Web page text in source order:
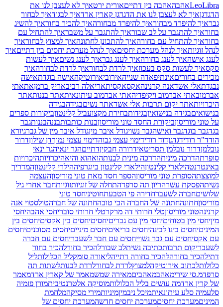
LeoLibra אהבהאהבה בין דתייםאורית ירטאיך לא לעצבן לנו את
הדגדגןאיך לא לעצבן לנו את הדגדגן קארין ארדאיך לבגודאיך לבחור
גבראיך להיפרד מבחוראיך להיפרד מבחורהאיך להכיר בחוראיך להשיג
בחוראיך להתגבר על לב שבוראיך להתגבר על משבראיך להתחיל עם
בחוראיך להתחיל עם בחורהאיך להתכונן לחתונהאיך למצוץ לבחוראיך
לנהל זוגיותאיך לנהל מערכת יחסיםאיך לנהל מערכת יחסים בין דתייםאיך
לענג אישהאיך לענג בחורהאיך לענג גבראיך לענג נשיםאיך לעשות
סקסאיך לעשות סקס בעכוזאיך לרדת לבחוראיך לרדת לבחורהאיך
מכירים בחוריםאינתיפאדה שנייהאירוביאירוטיקהאישה בוגדתאישה
נבגדתאלי אשדאנה קרנינהאקסאקסיתאריאלה רביבאריק ברמןאתאתי
אברמובאתי אברמוב ויקיפדיהאתי אברמוב עיתונאיתאתר בננותאתר
היכרויותאתר יקום תרבות אלי אשדאתר נשיםבגידהבגידה
בנישואיםבגידה בנישואיןבגידותבחירת מקצועביל קלינטוןביקורות ספרים
על טוני מוריסוןביקורת החסד טוני מוריסוןבנות כותבותבננהבננותגבר
בגדגבר בוגדגבר ואישהגבר נשויגודל איבר מיןגודל איבר מין של גברגיורא
הודד"ר רודידגדגןדוד רודידימוי עצמי גבוהדימוי עצמי נמוךדן שילוןדרור
נובלמןדרור נובלמן תסריטאידרורה חבקיןדתייםהגר ינאיהגר ינאי
סופרתהדרכה מיניתהדרכה מינית לבנותהואהוא והיאהיכרויותהיכרויות
באינטרנטהילארי קלינטוןהילארי קלינטון ביוגרפיההילרי קלינטוןהמדריך
למוצצתהסופרת טוני מוריסוןהספר חסד מאת טוני מוריסוןהעצמה
נשיתהפסקת עשרהריון תה סרפדהתחלה של זוגיותזוגיותחבר אחרי גיל
שלושיםחברה לשעברחדירה פי הטבעתחוטיניחסד טוני
מוריסוןחתונהחתונה של החברה הכי טובהחתונה של חברהטולסטוי אנה
קרנינהטוני מוריסוןטלי חרותי דה מרקרטלי חרותי סובריחסי אהבהיחסי
מיןיחסי מין בטוחיםיחסי מין עם גבריםיחסיםיחסים בין אקסיםיחסים בין
המיניםיחסים בינו לבינהיחסים בריאיםיחסים מינייםיחסים מסוכניםיחסים
עם אקסיחסים עם גבר נשוייחסים עם חבר לשעבריחסים עם חברה
לשעבריקום תרבותכתיבה נשיתלב שבורלהכיר בחורלהכיר בחור
דתילהכיר בחורהלהכיר בחורה דתייהליאורה סומקליל הכלולותליל
כלולותלכתוב אירוטיקהלמצוץלרדת לבחורלרדת לבנותלשתות תה
סרפדמ.סי שירימאהבמאהביםמאירה שמשמאמר של קארין ארדמאמר
של קרין ארדמה עושים בליל הכלולותמוסיקה אלטרנטיביתמורן פזמיה
סלעמיה סלע עיתונאיתמיכל ניבמיןמיניותמירי מסיקהמלחמת
המיניםמערכת יחסיםמערכת יחסים חדשהמערכת יחסים של